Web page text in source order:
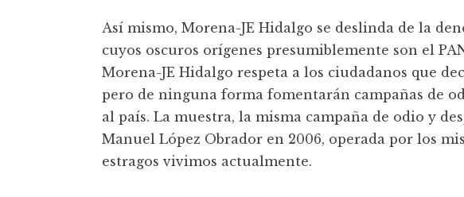
Así mismo, Morena-JE Hidalgo se deslinda de la
cuyos oscuros orígenes presumiblemente son el
Morena-JE Hidalgo respeta a los ciudadanos que
pero de ninguna forma fomentarán campañas de
al país. La muestra, la misma campaña de odio y
Manuel López Obrador en 2006, operada por los
estragos vivimos actualmente.